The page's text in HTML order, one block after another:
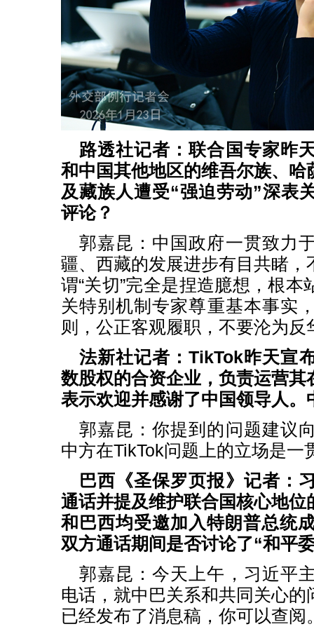
路透社记者：联合国专家昨
和中国其他地区的维吾尔族、哈
及藏族人遭受“强迫劳动”深表
评论？
郭嘉昆：中国政府一贯致力
疆、西藏的发展进步有目共睹，
谓“关切”完全是捏造臆想，根
关特别机制专家尊重基本事实
则，公正客观履职，不要沦为
法新社记者：TikTok昨天宣
数股权的合资企业，负责运营其
表示欢迎并感谢了中国领导人。
郭嘉昆：你提到的问题建议
中方在TikTok问题上的立场是一
巴西《圣保罗页报》记者：
通话并提及维护联合国核心地位
和巴西均受邀加入特朗普总统
双方通话期间是否讨论了“和平
郭嘉昆：今天上午，习近平
电话，就中巴关系和共同关心的
已经发布了消息稿，你可以查阅